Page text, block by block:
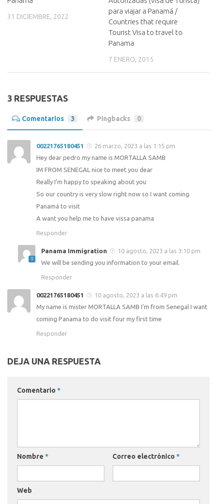
31 DICIEMBRE, 2022
para viajar a Panamá /
Countries that require
Tourist Visa to travel to
Panama
7 ENERO, 2015
3 RESPUESTAS
Comentarios 3 Pingbacks 0
00221765180451
26 marzo, 2023 a las 1:15 pm
Hey dear pedro my name is MORTALLA SAMB
IM FROM SENEGAL nice to meet you dear
Really I’m happy to speaking about you
So our country is very slow right now so I want coming
Panamá to visit
A want you help me to have vissa panama
Responder
Panama Immigration
10 agosto, 2023 a las 3:10 pm
We will be sending you information to your email.
Responder
00221765180451
10 agosto, 2023 a las 6:49 pm
My name is mister MORTALLA SAMB I’m from Senegal I want
coming Panama to do visit four my first time
Responder
DEJA UNA RESPUESTA
Comentario *
Nombre * Correo electrónico *
Web